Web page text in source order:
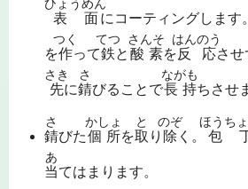
表面
ひょうめん
にコーティングします
を作
つく
って鉄
てつ
と 酸素
さんそ
を反応
はんのう
させ
先
さき
に錆
さ
びることで長持
ながも
ちさせ
錆
さ
びた個所
かしょ
を取
と
り 除
のぞ
く。 包
ほうち
当
あ
てはまります。